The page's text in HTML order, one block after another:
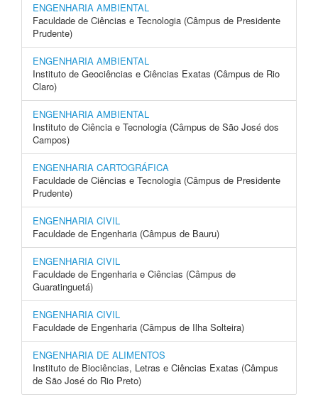
ENGENHARIA AMBIENTAL
Faculdade de Ciências e Tecnologia (Câmpus de Presidente
Prudente)
ENGENHARIA AMBIENTAL
Instituto de Geociências e Ciências Exatas (Câmpus de Rio
Claro)
ENGENHARIA AMBIENTAL
Instituto de Ciência e Tecnologia (Câmpus de São José dos
Campos)
ENGENHARIA CARTOGRÁFICA
Faculdade de Ciências e Tecnologia (Câmpus de Presidente
Prudente)
ENGENHARIA CIVIL
Faculdade de Engenharia (Câmpus de Bauru)
ENGENHARIA CIVIL
Faculdade de Engenharia e Ciências (Câmpus de
Guaratinguetá)
ENGENHARIA CIVIL
Faculdade de Engenharia (Câmpus de Ilha Solteira)
ENGENHARIA DE ALIMENTOS
Instituto de Biociências, Letras e Ciências Exatas (Câmpus
de São José do Rio Preto)